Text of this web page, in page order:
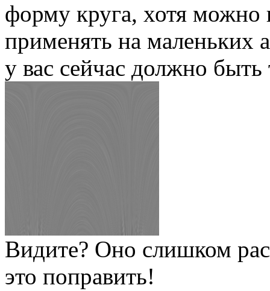
форму круга, хотя можно
применять на маленьких
у вас сейчас должно быть
Видите? Оно слишком
это поправить!